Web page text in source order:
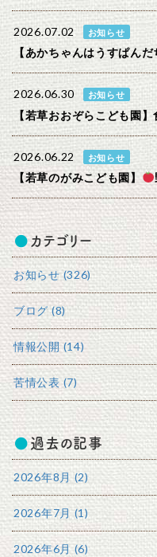
2026.07.02 お知らせ
【あかちゃんはうすぱん
2026.06.30 お知らせ
【若草おおぞらこども園
2026.06.22 お知らせ
【若草のがみこども園】
カテゴリー
お知らせ (326)
ブログ (8)
情報公開 (14)
苦情公表 (7)
過去の記事
2026年8月 (2)
2026年7月 (1)
2026年6月 (6)